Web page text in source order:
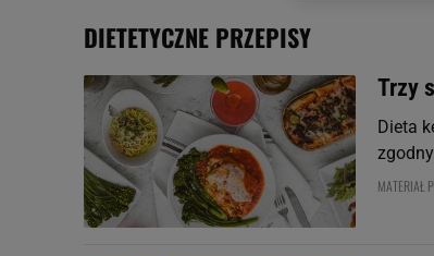
DIETETYCZNE PRZEPISY
Trzy
Dieta
MATERIAŁ
dotyczące
odnośnik
My, nasi Zaufani
Użycie
badnie